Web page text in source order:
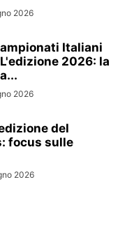
2026
Italiani
2026: la
2026
del
focus sulle
2026